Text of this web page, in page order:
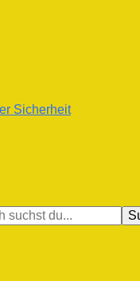
Sicherheit